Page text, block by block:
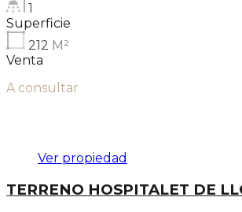
1
Superficie
212 M²
Venta
A consultar
Ver propiedad
TERRENO HOSPITALET DE